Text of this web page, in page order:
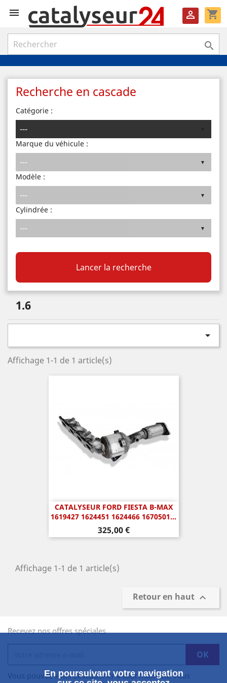
 shopping_cart


Recherche en cascade
Catégorie :
Marque du véhicule :
Modèle :
Cylindrée :
Lancer la recherche
1.6

Affichage 1-1 de 1 article(s)
CATALYSEUR FORD FIESTA B-MAX
1619427 1624451 1624466 1670501...
Prix
325,00 €
Affichage 1-1 de 1 article(s)
Retour en haut 
Recevez nos offres spéciales
Vous pouvez vous désabonner à tout moment. Vous
En poursuivant votre navigation